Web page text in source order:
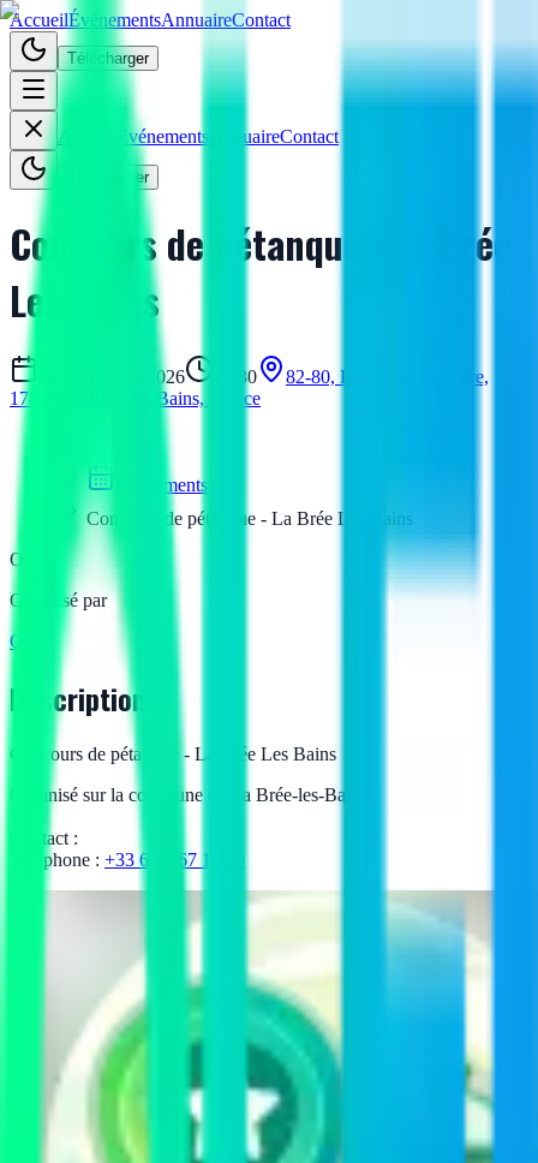
AccueilÉvénementsAnnuaireContact
Télécharger
Accueil Événements AnnuaireContact
Télécharger
Concours de pétanque - La Brée
Les Bains
mardi 11 août 2026 12:30
82-80, Rue de la Jonchère,
17840 La Brée-les-Bains, France
Événements
Concours de pétanque - La Brée Les Bains
O
Organisé par
OLEI
Description
Concours de pétanque - La Brée Les Bains
Organisé sur la commune de La Brée-les-Bains.
Contact :
Téléphone : +33 6 18 67 15 00